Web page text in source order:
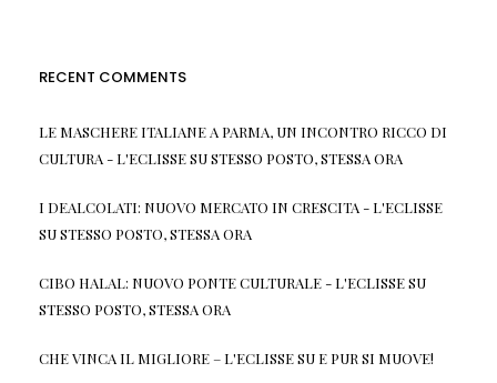
RECENT COMMENTS
LE MASCHERE ITALIANE A PARMA, UN INCONTRO RICCO DI
CULTURA - L'ECLISSESUSTESSO POSTO, STESSA ORA
I DEALCOLATI: NUOVO MERCATO IN CRESCITA - L'ECLISSE
SUSTESSO POSTO, STESSA ORA
CIBO HALAL: NUOVO PONTE CULTURALE - L'ECLISSESU
STESSO POSTO, STESSA ORA
CHE VINCA IL MIGLIORE – L'ECLISSESU E PUR SI MUOVE!